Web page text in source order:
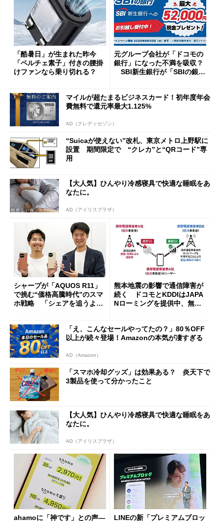
「酷暑日」が生まれた昨今
「ペルチェ素子」付きの腰掛
けファンなら乗り切れる？
元グループ会社が「ドコモの
銀行」になった不満を吸収？
SBI新生銀行が「SBIの銀
開催
マイルが超たまるビジネスカード！初年度年会
費無料で還元率最大1.125%
AD（クレディセゾン）
“Suicaが使えない”改札、東京メトロ上野駅に
設置 期間限定で “クレカ”と“QRコード”専
用
【大人気】ひんやり冷感寝具で快適な睡眠をあ
なたに。
AD（アイリスプラザ）
シャープが「AQUOS R11」
で挑む“価格高騰時代”のスマ
ホ戦略 「シェアを追うより
熊本地震の影響で通信障害が
続く ドコモとKDDIはJAPA
Nローミングを提供中、無料
「え、こんなセールやってたの？」80％OFF
以上が続々登場！Amazonの本気が凄すぎる
AD（Amazon）
「スマホ冷却グッズ」は効果ある？ 炎天下で
3製品を使って分かったこと
【大人気】ひんやり冷感寝具で快適な睡眠をあ
なたに。
AD（アイリスプラザ）
ahamoに「神です」との声― LINEの新「プレミアムブロッ